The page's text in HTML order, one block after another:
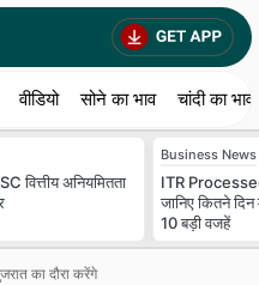
वीडियो सोने का भाव चांदी का भाव
वित्तीय अनियमितता
Business News
ITR
जानिए कितने
10 बड़ी वजहें
का दौरा करेंगे